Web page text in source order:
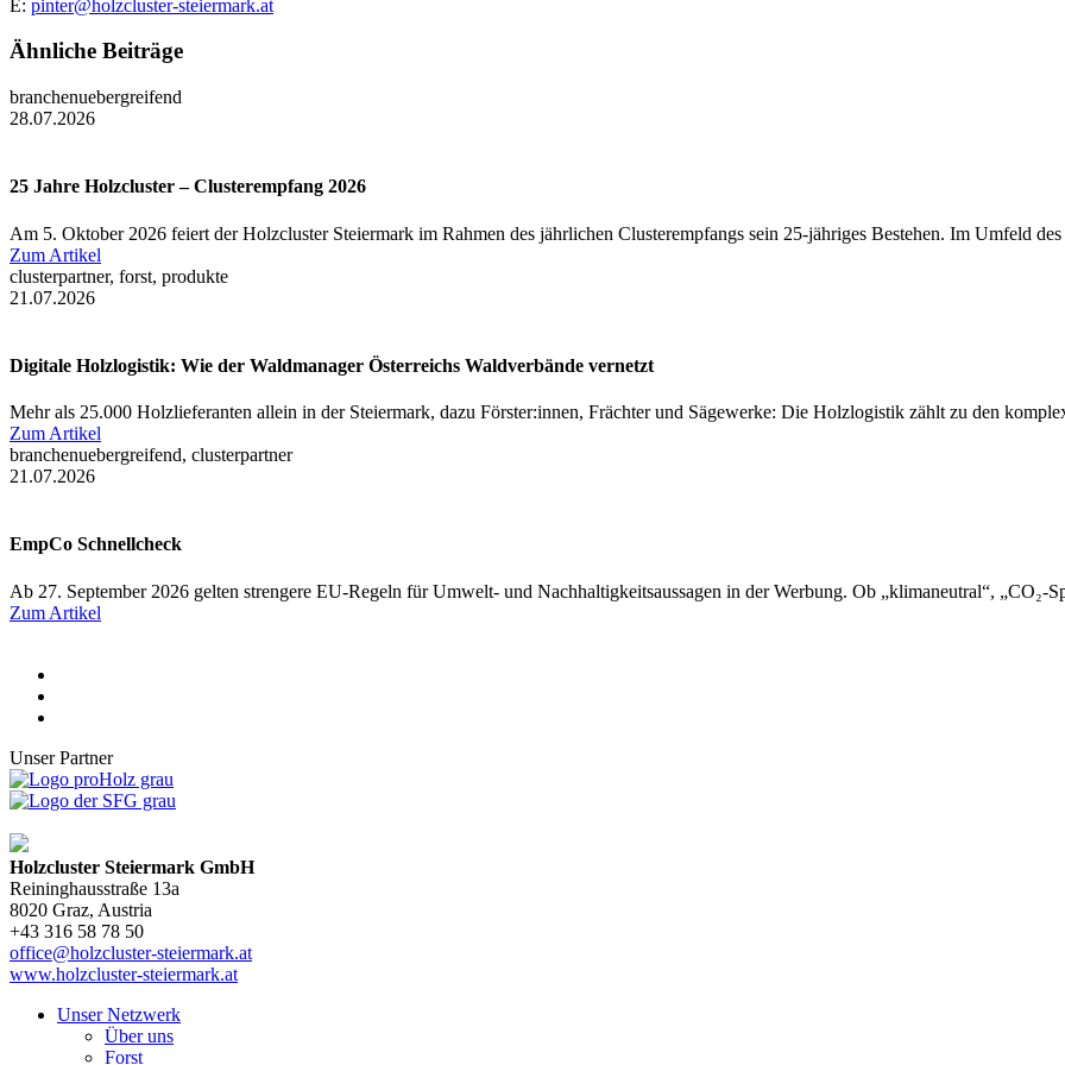
E: pinter@holzcluster-steiermark.at
Ähnliche Beiträge
branchenuebergreifend
28.07.2026
25 Jahre Holzcluster – Clusterempfang 2026
Am 5. Oktober 2026 feiert der Holzcluster Steiermark im Rahmen des jährlichen Clusterempfangs sein 25-jähriges Bestehen. Im Umfeld
Zum Artikel
clusterpartner, forst, produkte
21.07.2026
Digitale Holzlogistik: Wie der Waldmanager Österreichs Waldverbände vernetzt
Mehr als 25.000 Holzlieferanten allein in der Steiermark, dazu Förster:innen, Frächter und Sägewerke: Die Holzlogistik zählt zu den
Zum Artikel
branchenuebergreifend, clusterpartner
21.07.2026
EmpCo Schnellcheck
Ab 27. September 2026 gelten strengere EU-Regeln für Umwelt- und Nachhaltigkeitsaussagen in der Werbung. Ob „klimaneutral“, „CO₂-
Zum Artikel
Unser Partner
Holzcluster Steiermark GmbH
Reininghausstraße 13a
8020 Graz, Austria
+43 316 58 78 50
office@holzcluster-steiermark.at
www.holzcluster-steiermark.at
Unser Netzwerk
Über uns
Forst